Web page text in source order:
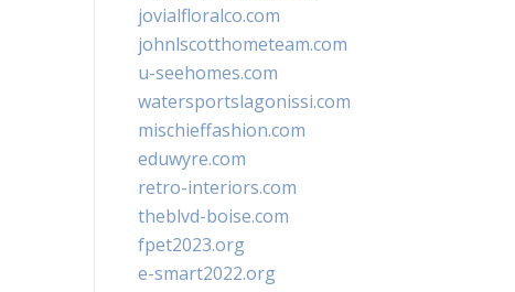
jovialfloralco.com
johnlscotthometeam.com
u-seehomes.com
watersportslagonissi.com
mischieffashion.com
eduwyre.com
retro-interiors.com
theblvd-boise.com
fpet2023.org
e-smart2022.org